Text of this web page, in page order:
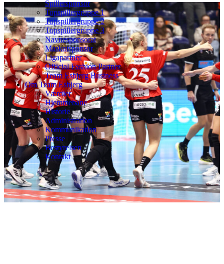
Spillersponsor
Topspillergruppe 1
Topspillergruppe 2
Topspillergruppe 3
Navnesponsorat
Maskotsponsor
Ligapartner
Official Fashion Partner
Team Esbjerg Business
Om Team Esbjerg
Værdier
Hjemmebane
Historie
Administration
Kommunikation
Presse
Bestyrelsen
Kontakt